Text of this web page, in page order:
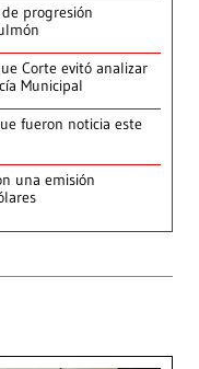
progresión
Corte evitó analizar
Municipal
fueron noticia este
una emisión